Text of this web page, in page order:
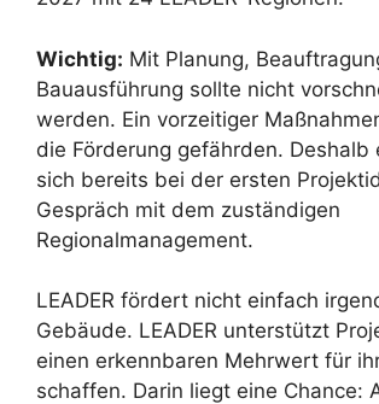
Wichtig: Mit Planung,
Bauausführung sollte nicht
werden. Ein vorzeitiger
die Förderung gefährden. Deshalb
sich bereits bei der ersten
Gespräch mit dem zuständigen
Regionalmanagement.
LEADER fördert nicht einfach
Gebäude. LEADER unterstützt
einen erkennbaren Mehrwert für
schaffen. Darin liegt eine Chance: